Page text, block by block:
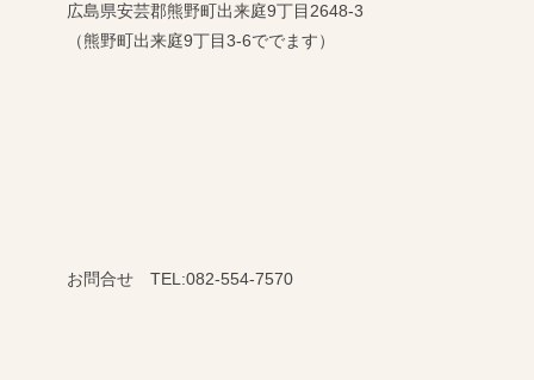
広島県安芸郡熊野町出来庭9丁目2648-3
（熊野町出来庭9丁目3-6ででます）
お問合せ TEL:082-554-7570